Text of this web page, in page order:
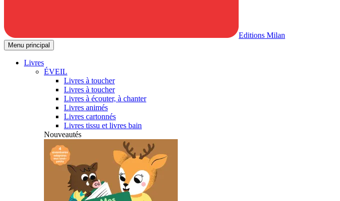
Editions Milan
Menu principal
Livres
ÉVEIL
Livres à toucher
Livres à toucher
Livres à écouter, à chanter
Livres animés
Livres cartonnés
Livres tissu et livres bain
Nouveautés